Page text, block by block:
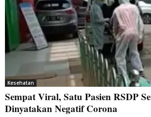
Kesehatan
Sempat Viral, Satu Pasien RSDP
Dinyatakan Negatif Corona